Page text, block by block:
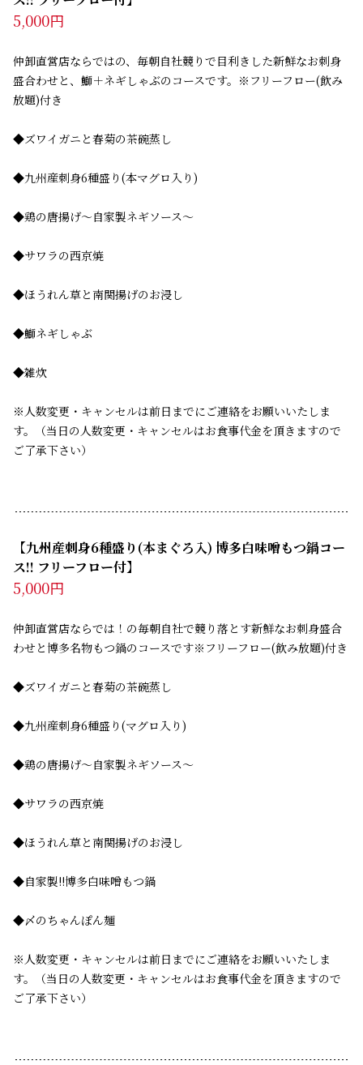
5,000円
仲卸直営店ならではの、毎朝自社競りで目利きした新鮮なお刺身
盛合わせと、鰤＋ネギしゃぶのコースです。※フリーフロー(飲み
放題)付き
◆ズワイガニと春菊の茶碗蒸し
◆九州産刺身6種盛り(本マグロ入り)
◆鶏の唐揚げ～自家製ネギソース～
◆サワラの西京焼
◆ほうれん草と南関揚げのお浸し
◆鰤ネギしゃぶ
◆雑炊
※人数変更・キャンセルは前日までにご連絡をお願いいたしま
す。（当日の人数変更・キャンセルはお食事代金を頂きますので
ご了承下さい）
【九州産刺身6種盛り(本まぐろ入) 博多白味噌もつ鍋コー
ス!! フリーフロー付】
5,000円
仲卸直営店ならでは！の毎朝自社で競り落とす新鮮なお刺身盛合
わせと博多名物もつ鍋のコースです※フリーフロー(飲み放題)付き
◆ズワイガニと春菊の茶碗蒸し
◆九州産刺身6種盛り(マグロ入り)
◆鶏の唐揚げ～自家製ネギソース～
◆サワラの西京焼
◆ほうれん草と南関揚げのお浸し
◆自家製!!博多白味噌もつ鍋
◆〆のちゃんぽん麺
※人数変更・キャンセルは前日までにご連絡をお願いいたしま
す。（当日の人数変更・キャンセルはお食事代金を頂きますので
ご了承下さい）